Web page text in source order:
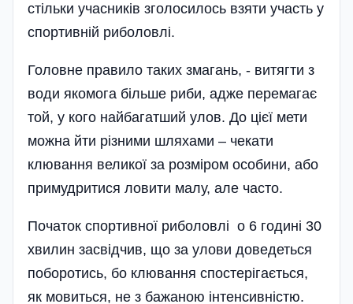
стільки учасників зголосилось взяти участь у
спортивній риболовлі.
Головне правило таких змагань, - витягти з
води якомога більше риби, адже перемагає
той, у кого найбагатший улов. До цієї мети
можна йти різними шляхами – чекати
клювання великої за розміром особини, або
примудритися ловити малу, але часто.
Початок спортивної риболовлі о 6 годині 30
хвилин засвідчив, що за улови доведеться
поборотись, бо клювання спостерігається,
як мовиться, не з бажаною інтенсивністю.